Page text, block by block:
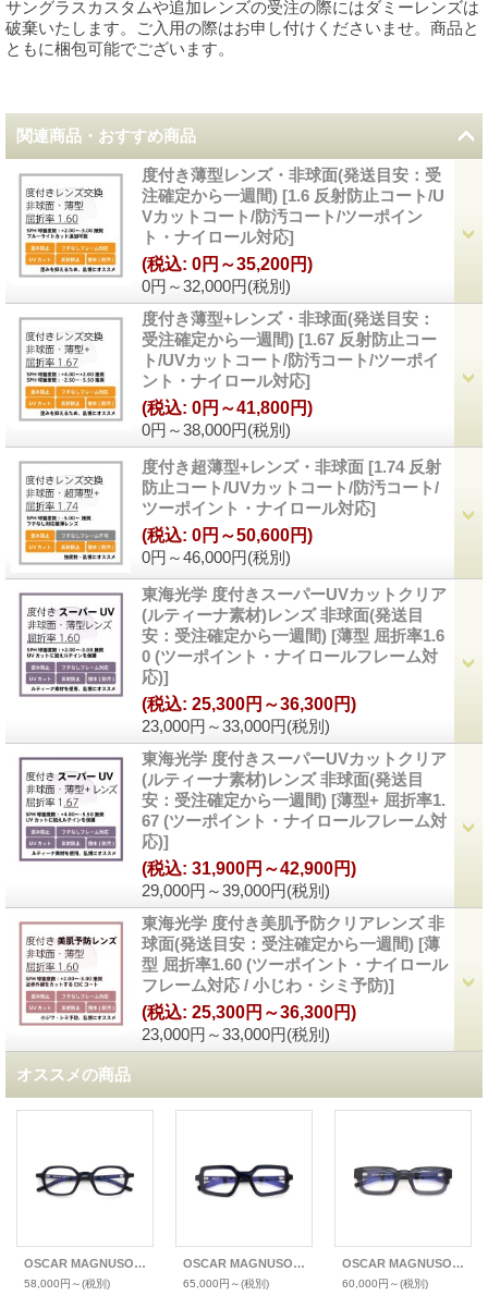
サングラスカスタムや追加レンズの受注の際にはダミーレンズは
破棄いたします。ご入用の際はお申し付けくださいませ。商品と
ともに梱包可能でございます。
関連商品・おすすめ商品
度付き薄型レンズ・非球面(発送目安：受
注確定から一週間) [1.6 反射防止コート/U
Vカットコート/防汚コート/ツーポイン
ト・ナイロール対応]
0円～32,000円(税別)
(税込: 0円～35,200円)
度付き薄型+レンズ・非球面(発送目安：
受注確定から一週間) [1.67 反射防止コー
ト/UVカットコート/防汚コート/ツーポイ
ント・ナイロール対応]
0円～38,000円(税別)
(税込: 0円～41,800円)
度付き超薄型+レンズ・非球面 [1.74 反射
防止コート/UVカットコート/防汚コート/
ツーポイント・ナイロール対応]
0円～46,000円(税別)
(税込: 0円～50,600円)
東海光学 度付きスーパーUVカットクリア
(ルティーナ素材)レンズ 非球面(発送目
安：受注確定から一週間) [薄型 屈折率1.6
0 (ツーポイント・ナイロールフレーム対
応)]
23,000円～33,000円(税別)
(税込: 25,300円～36,300円)
東海光学 度付きスーパーUVカットクリア
(ルティーナ素材)レンズ 非球面(発送目
安：受注確定から一週間) [薄型+ 屈折率1.
67 (ツーポイント・ナイロールフレーム対
応)]
29,000円～39,000円(税別)
(税込: 31,900円～42,900円)
東海光学 度付き美肌予防クリアレンズ 非
球面(発送目安：受注確定から一週間) [薄
型 屈折率1.60 (ツーポイント・ナイロール
フレーム対応 / 小じわ・シミ予防)]
23,000円～33,000円(税別)
(税込: 25,300円～36,300円)
オススメの商品
OSCAR MAGNUSON オスカーマグナソン [OM1] メガネ FRANK
58,000円～(税別)
OSCAR MAGNUSON オスカーマグナソン [OM2] メガネ NATASHA
65,000円～(税別)
OSCAR MAGNUSON オスカーマグナソン [OM6] メガネ RICK
60,000円～(税別)